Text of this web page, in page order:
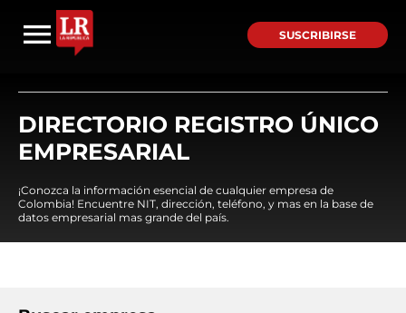
SUSCRIBIRSE
DIRECTORIO REGISTRO ÚNICO
EMPRESARIAL
¡Conozca la información esencial de cualquier empresa de
Colombia! Encuentre NIT, dirección, teléfono, y mas en la base de
datos empresarial mas grande del país.